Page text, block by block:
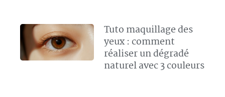
Tuto maquillage des
yeux : comment
réaliser un dégradé
naturel avec 3 couleurs